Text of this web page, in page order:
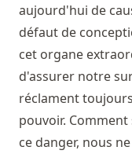
aujourd'hui de
défaut de
cet organe
d'assurer notre
réclament
pouvoir.
ce danger, nous